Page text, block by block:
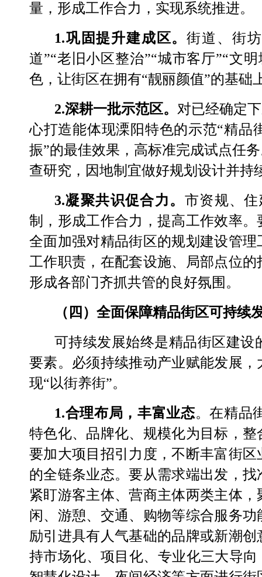
量，形成工作合力，实现系统推进。
1.巩固提升建成区。街道、街
道”“老旧小区整治”“城市客厅”“文明
色，让街区在拥有“靓丽颜值”的基础
2.深耕一批示范区。 对已经确定
心打造能体现溧阳特色的示范“精品
振”的最佳效果，高标准完成试点任
查研究，因地制宜做好规划设计并持
3.凝聚共识促合力。 市资规、
制，形成工作合力，提高工作效率
全面加强对精品街区的规划建设管
工作职责，在配套设施、局部点位的
形成各部门齐抓共管的良好氛围。
（四）全面保障精品街区可持续
可持续发展始终是精品街区建
要素。必须持续推动产业赋能发展
现“以街养街”。
1.合理布局，丰富业态。在精品
特色化、 品牌化、规模化为目标，
要加大项目招引力度，不断丰富街
的全链条业态。要从需求端出发，
紧盯游客主体、营商主体两类主体
闲、游憩、交通、购物等综合服务功
励引进具有人气基础的品牌或新潮
持市场化、项目化、专业化三大导向